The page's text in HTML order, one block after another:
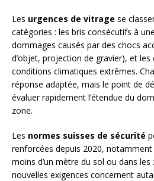
Les urgences de vitrage se
catégories : les bris consécutifs à
dommages causés par des chocs
d’objet, projection de gravier), et
conditions climatiques extrêmes.
réponse adaptée, mais le point de
évaluer rapidement l’étendue du
zone.
Les normes suisses de sécurité
renforcées depuis 2020,
moins d’un mètre du sol ou dans
nouvelles exigences concernent